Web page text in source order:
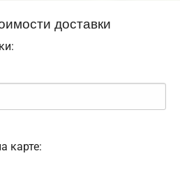
доставки
карте: